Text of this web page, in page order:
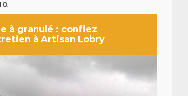
à granulé : confiez
à Artisan Lobry